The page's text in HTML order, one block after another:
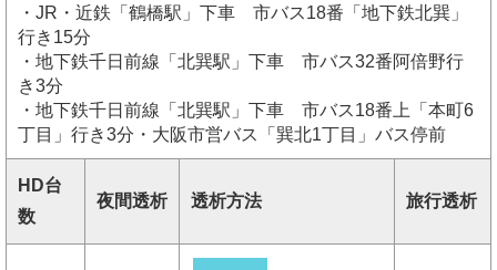
・JR・近鉄「鶴橋駅」下車 市バス18番「地下鉄北巽」
行き15分
・地下鉄千日前線「北巽駅」下車 市バス32番阿倍野行
き3分
・地下鉄千日前線「北巽駅」下車 市バス18番上「本町6
丁目」行き3分・大阪市営バス「巽北1丁目」バス停前
HD台
数
夜間透析 透析方法 旅行透析